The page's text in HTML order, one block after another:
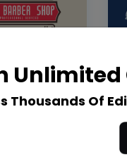
Thousands Of